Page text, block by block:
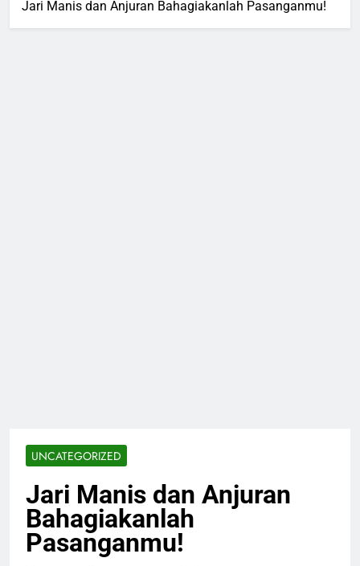
Jari Manis dan Anjuran Bahagiakanlah Pasanganmu!
UNCATEGORIZED
Jari Manis dan Anjuran
Bahagiakanlah
Pasanganmu!